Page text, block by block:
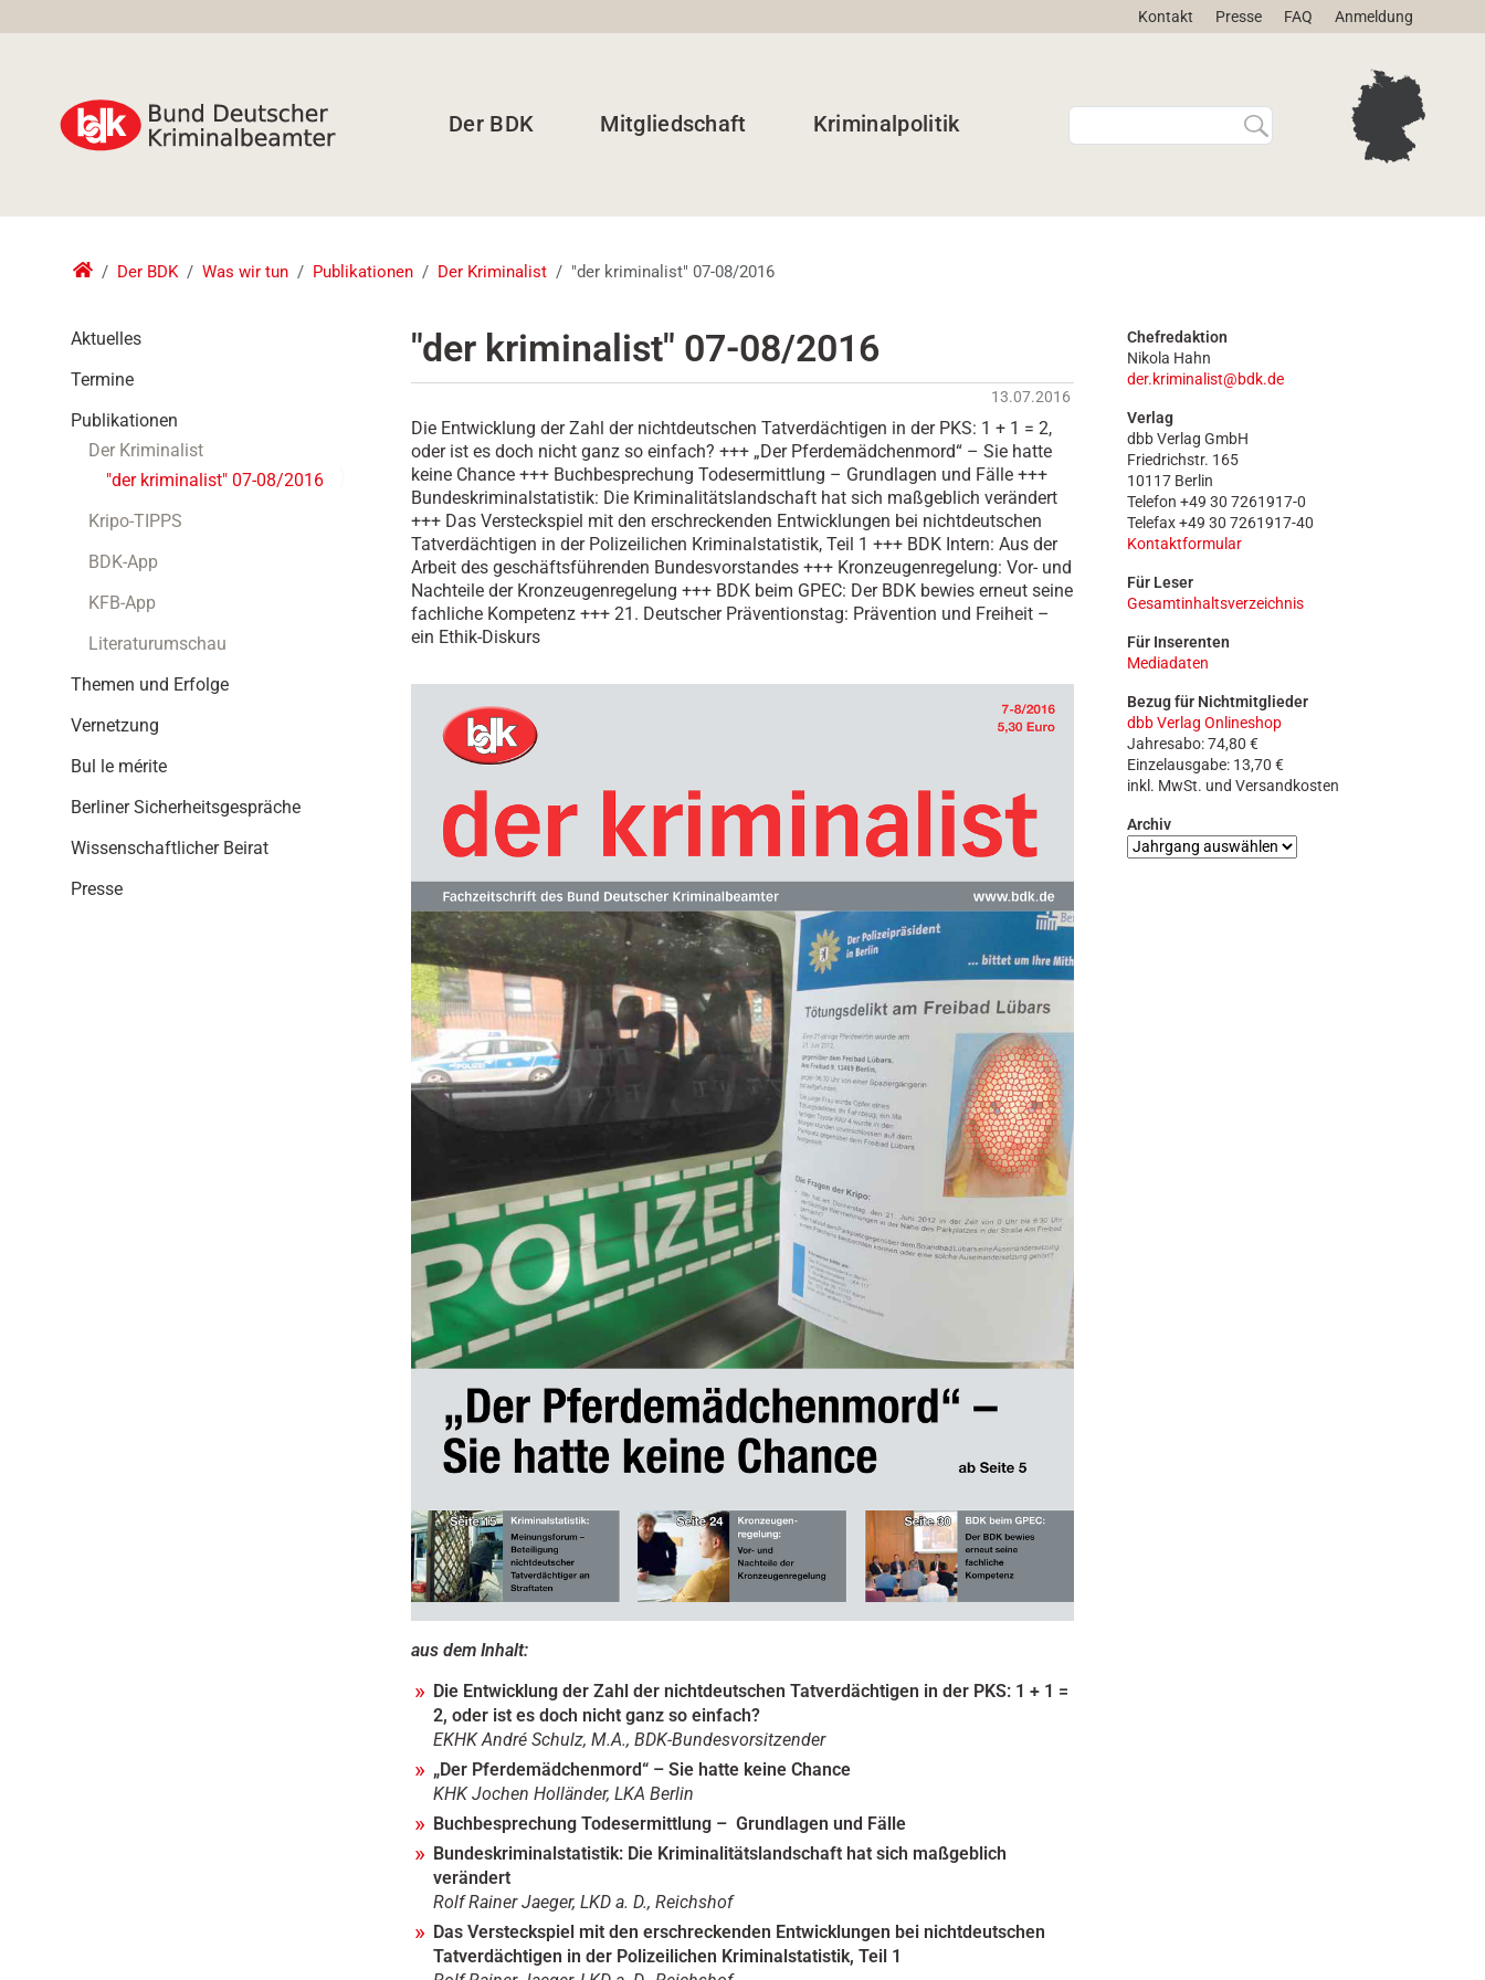
Kontakt Presse FAQ Anmeldung
Der BDK Mitgliedschaft Kriminalpolitik
W
e
s
E
r
c
Der BDK Was wir tun Publikationen Der Kriminalist "der kriminalist" 07-08/2016
"der kriminalist" 07-08/2016
13.07.2016
Die Entwicklung der Zahl der nichtdeutschen Tatverdächtigen in der PKS: 1 + 1 = 2,
oder ist es doch nicht ganz so einfach? +++ „Der Pferdemädchenmord“ – Sie hatte
keine Chance +++ Buchbesprechung Todesermittlung – Grundlagen und Fälle +++
Bundeskriminalstatistik: Die Kriminalitätslandschaft hat sich maßgeblich verändert
+++ Das Versteckspiel mit den erschreckenden Entwicklungen bei nichtdeutschen
Tatverdächtigen in der Polizeilichen Kriminalstatistik, Teil 1 +++ BDK Intern: Aus der
Arbeit des geschäftsführenden Bundesvorstandes +++ Kronzeugenregelung: Vor- und
Nachteile der Kronzeugenregelung +++ BDK beim GPEC: Der BDK bewies erneut seine
fachliche Kompetenz +++ 21. Deutscher Präventionstag: Prävention und Freiheit –
ein Ethik-Diskurs
aus dem Inhalt:
Die Entwicklung der Zahl der nichtdeutschen Tatverdächtigen in der PKS: 1 + 1 =
2, oder ist es doch nicht ganz so einfach?
EKHK André Schulz, M.A., BDK-Bundesvorsitzender
„Der Pferdemädchenmord“ – Sie hatte keine Chance
KHK Jochen Holländer, LKA Berlin
Buchbesprechung Todesermittlung – Grundlagen und Fälle
Bundeskriminalstatistik: Die Kriminalitätslandschaft hat sich maßgeblich
verändert
Rolf Rainer Jaeger, LKD a. D., Reichshof
Das Versteckspiel mit den erschreckenden Entwicklungen bei nichtdeutschen
Tatverdächtigen in der Polizeilichen Kriminalstatistik, Teil 1
Aktuelles
Termine
Publikationen
Der Kriminalist
"der kriminalist" 07-08/2016
Kripo-TIPPS
BDK-App
KFB-App
Literaturumschau
Themen und Erfolge
Vernetzung
Bul le mérite
Berliner Sicherheitsgespräche
Wissenschaftlicher Beirat
Presse
Chefredaktion
Nikola Hahn
der.kriminalist@bdk.de
Verlag
dbb Verlag GmbH
Friedrichstr. 165
10117 Berlin
Telefon +49 30 7261917-0
Telefax +49 30 7261917-40
Kontaktformular
Für Leser
Gesamtinhaltsverzeichnis
Für Inserenten
Mediadaten
Bezug für Nichtmitglieder
dbb Verlag Onlineshop
Jahresabo: 74,80 €
Einzelausgabe: 13,70 €
inkl. MwSt. und Versandkosten
Archiv